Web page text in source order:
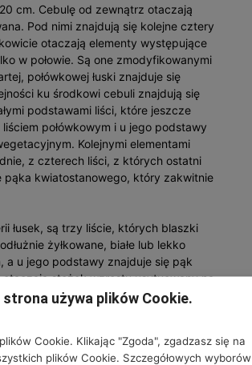
cm. Cebulę od zewnątrz otaczają
Pod nimi znajdują się kolejne cztery
otaczają elementy występujące
w połowie. Są one zmodyfikowanymi
połówkowej łuski znajduje się
ku środkowi cebuli znajdują się
podstawami liści, które jeszcze
połówkowym i u jego podstawy
Kolejnymi elementami
z czterech liści, z których ostatni
pąka kwiatostanowego, który zakwitnie
łusek, są trzy liście, których blaszki
żyłkowane, białe lub lekko
a u jego podstawy znajduje się pąk
stożek wzrostu usytuowany na
korzeni: kurczliwych i bocznych,
górnych części, dzięki czemu
na skutek skracania się komórek kory
strona używa plików Cookie.
Cookie. Klikając "Zgoda", zgadzasz się na
plików Cookie. Szczegółowych wyborów